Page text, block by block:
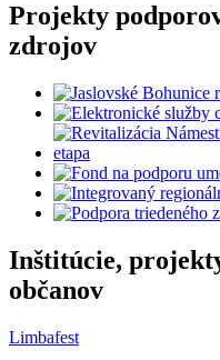
Projekty
zdrojov
Inštitúcie,
občanov
Limbafest